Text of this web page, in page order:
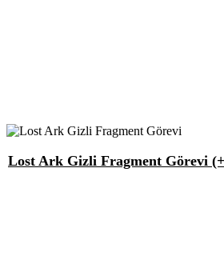
Lost Ark Gizli Fragment Görevi